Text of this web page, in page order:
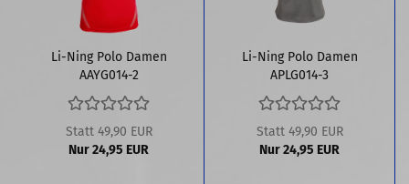
Li-Ning Polo Damen
AAYG014-2
Statt 49,90 EUR
Nur 24,95 EUR
Li-Ning Polo Damen
APLG014-3
Statt 49,90 EUR
Nur 24,95 EUR